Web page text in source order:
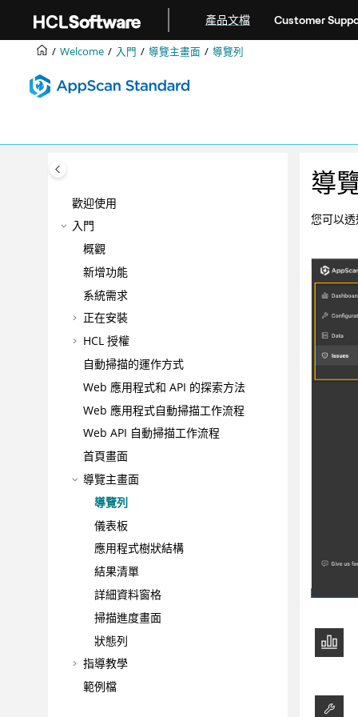
產品文檔 Customer
Welcome 入門 導覽主畫面 導覽列
歡迎使用
入門
概觀
新增功能
系統需求
正在安裝
HCL 授權
自動掃描的運作方式
Web 應用程式和 API 的探索方法
Web 應用程式自動掃描工作流程
Web API 自動掃描工作流程
首頁畫面
導覽主畫面
導覽列
儀表板
應用程式樹狀結構
結果清單
詳細資料窗格
掃描進度畫面
狀態列
指導教學
範例檔
導
您可以